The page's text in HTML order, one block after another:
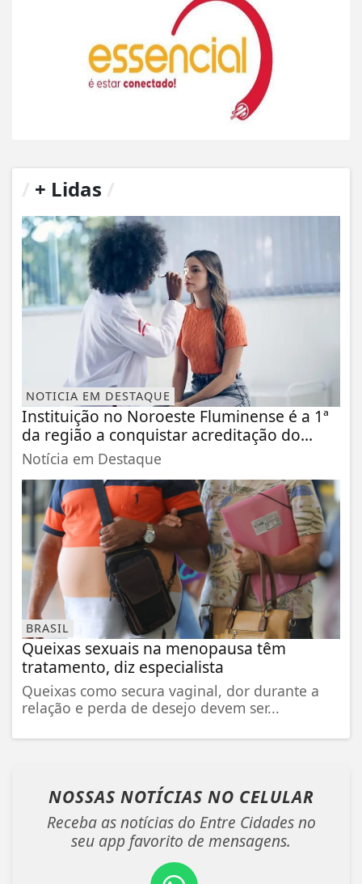
+ Lidas
NOTICIA EM DESTAQUE
Instituição no Noroeste Fluminense é a 1ª
da região a conquistar acreditação do...
Notícia em Destaque
BRASIL
Queixas sexuais na menopausa têm
tratamento, diz especialista
Queixas como secura vaginal, dor durante a
relação e perda de desejo devem ser...
NOSSAS NOTÍCIAS NO CELULAR
Receba as notícias do Entre Cidades no
seu app favorito de mensagens.